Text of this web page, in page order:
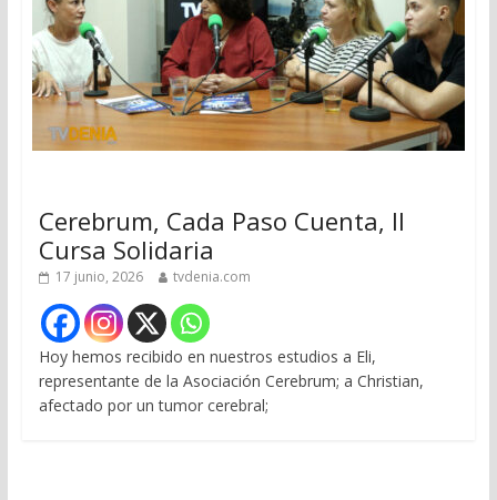
Cerebrum, Cada Paso Cuenta, II
Cursa Solidaria
17 junio, 2026 tvdenia.com
Hoy hemos recibido en nuestros estudios a Eli,
representante de la Asociación Cerebrum; a Christian,
afectado por un tumor cerebral;